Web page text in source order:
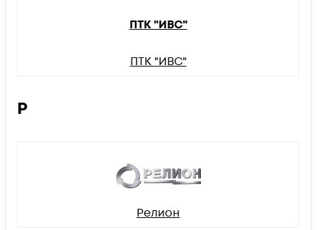
ПТК "ИВС"
ПТК "ИВС"
Р
Релион